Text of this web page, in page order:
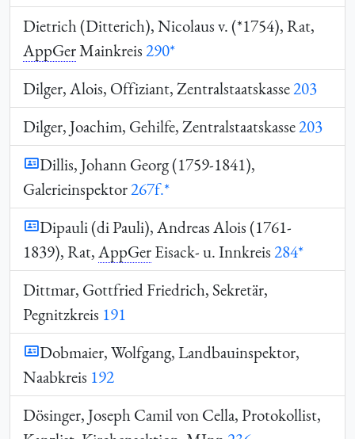
Dietrich (Ditterich), Nicolaus v. (*1754), Rat,
AppGerMainkreis290*
Dilger, Alois, Offiziant, Zentralstaatskasse203
Dilger, Joachim, Gehilfe, Zentralstaatskasse203
Dillis, Johann Georg (1759-1841),
Galerieinspektor267f.*
Dipauli (di Pauli), Andreas Alois (1761-
1839), Rat,AppGerEisack- u. Innkreis284*
Dittmar, Gottfried Friedrich, Sekretär,
Pegnitzkreis 191
Dobmaier, Wolfgang, Landbauinspektor,
Naabkreis 192
Dösinger, Joseph Camil von Cella, Protokollist,